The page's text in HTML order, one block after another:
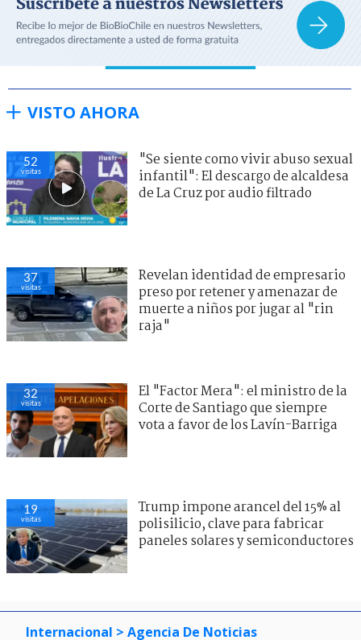
VISTO AHORA
52
visitas
"Se siente como vivir abuso sexual
infantil": El descargo de alcaldesa
de La Cruz por audio filtrado
37
visitas
Revelan identidad de empresario
preso por retener y amenazar de
muerte a niños por jugar al "rin
raja"
32
visitas
El "Factor Mera": el ministro de la
Corte de Santiago que siempre
vota a favor de los Lavín-Barriga
19
visitas
Trump impone arancel del 15% al
polisilicio, clave para fabricar
paneles solares y semiconductores
Internacional > Agencia De Noticias